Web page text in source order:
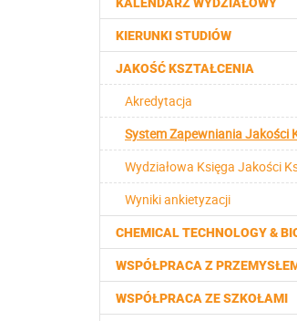
KIERUNKI STUDIÓW
JAKOŚĆ KSZTAŁCENIA
Akredytacja
System Zapewniania Jakości
Wydziałowa Księga Jakości
Wyniki ankietyzacji
CHEMICAL TECHNOLOGY &
WSPÓŁPRACA Z
WSPÓŁPRACA ZE SZKOŁAMI